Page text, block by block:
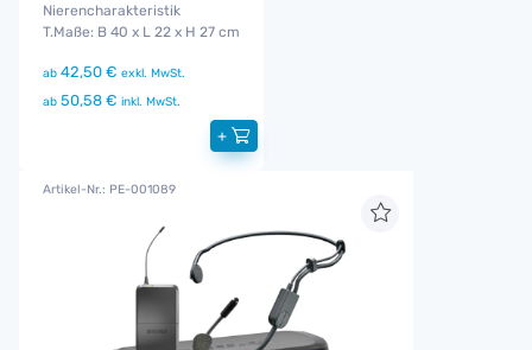
Nierencharakteristik
T.Maße: B 40 x L 22 x H 27 cm
ab 42,50 € exkl. MwSt.
ab 50,58 € inkl. MwSt.
+
Artikel-Nr.: PE-001089